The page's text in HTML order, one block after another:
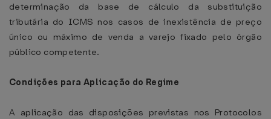
determinação da base de cálculo da substituição
tributária do ICMS nos casos de inexistência de preço
único ou máximo de venda a varejo fixado pelo órgão
público competente.
Condições para Aplicação do Regime
A aplicação das disposições previstas nos Protocolos